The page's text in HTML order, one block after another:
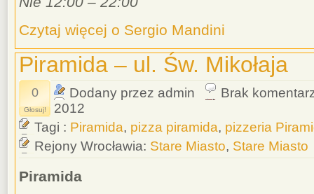
Czytaj więcej o Sergio Mandini
Piramida – ul. Św. Mikołaja
0
Głosuj!
Dodany przez admin
Brak
2012
Tagi : Piramida, pizza piramida, pizzeria
Rejony Wrocławia: Stare Miasto, Stare Miasto
Piramida